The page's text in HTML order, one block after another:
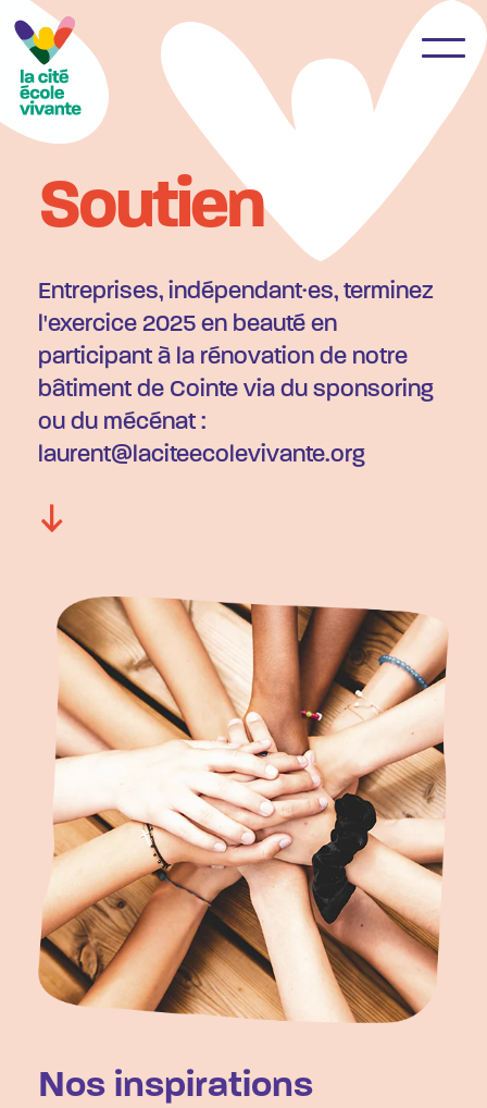
Soutien
Entreprises, indépendant·es, terminez
l'exercice 2025 en beauté en
participant à la rénovation de notre
bâtiment de Cointe via du sponsoring
ou du mécénat :
laurent@laciteecolevivante.org
Nos inspirations